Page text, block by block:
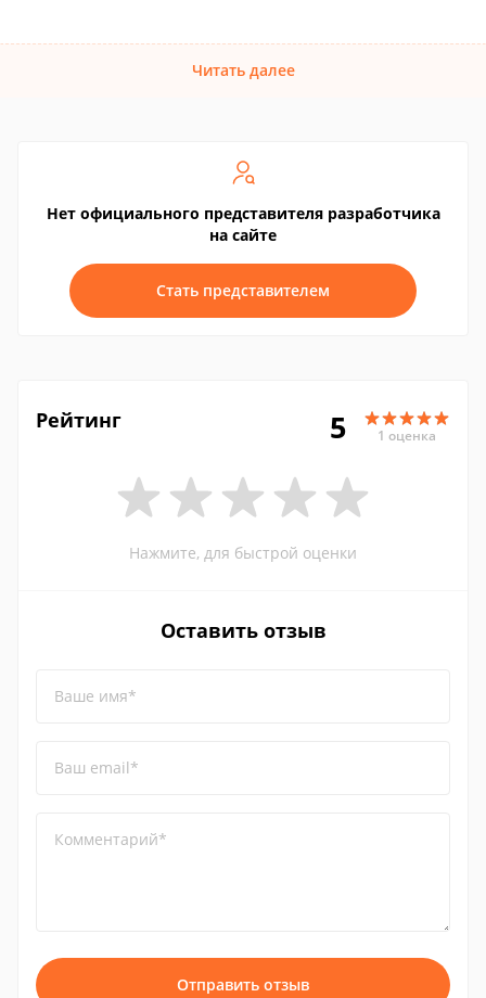
Читать далее
Нет официального представителя разработчика
на сайте
Стать представителем
Рейтинг 5 1 оценка
Нажмите, для быстрой оценки
Оставить отзыв
Ваше имя*
Ваш email*
Комментарий*
Отправить отзыв